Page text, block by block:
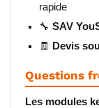
rapide
🔧 SAV
🧾
Devis
Questions
Les modules